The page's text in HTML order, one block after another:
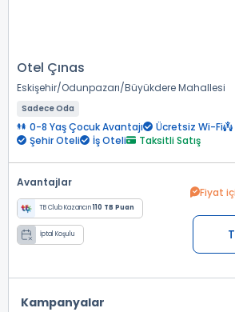
Otel Çınas
Eskişehir Odunpazarı Büyükdere Mahallesi
Sadece Oda
0-8 Yaş Çocuk Avantajı Ücretsiz Wi-Fi
Şehir Oteli
İş Oteli Taksitli Satış
Avantajlar
TB Club Kazancın110 TB Puan
İptal Koşulu
Fiyat
Kampanyalar